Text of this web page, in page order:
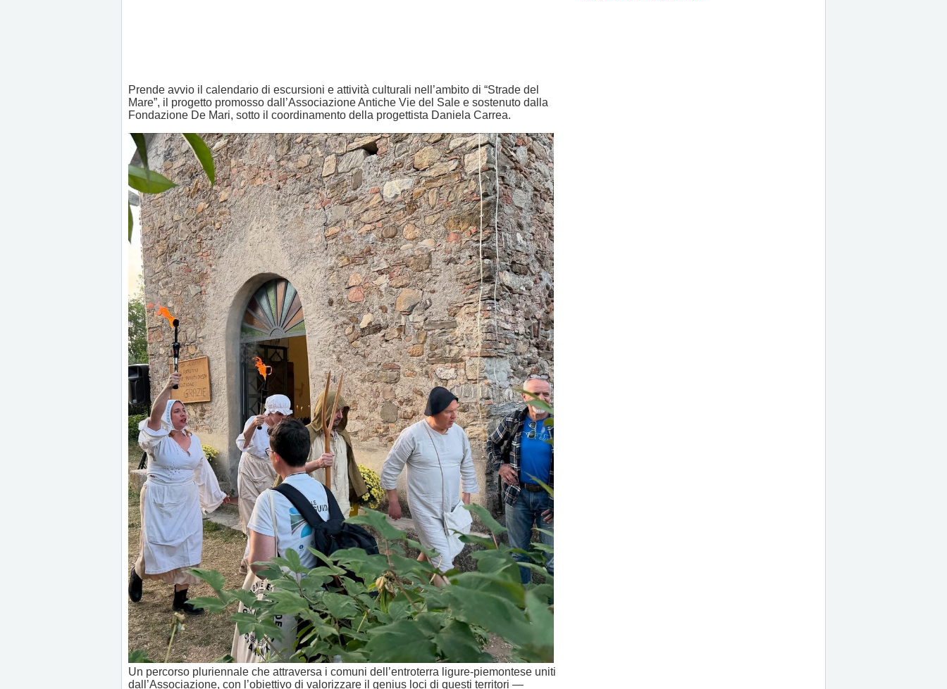
Prende avvio il calendario di escursioni e attività culturali nell’ambito di “Strade del
Mare”, il progetto promosso dall’Associazione Antiche Vie del Sale e sostenuto dalla
Fondazione De Mari, sotto il coordinamento della progettista Daniela Carrea.
Un percorso pluriennale che attraversa i comuni dell’entroterra ligure-piemontese uniti
dall’Associazione, con l’obiettivo di valorizzare il genius loci di questi territori —